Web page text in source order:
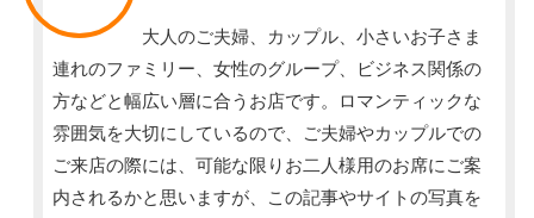
大人のご夫婦、カップル、小さいお子さま
連れのファミリー、女性のグループ、ビジネス関係の
方などと幅広い層に合うお店です。ロマンティックな
雰囲気を大切にしているので、ご夫婦やカップルでの
ご来店の際には、可能な限りお二人様用のお席にご案
内されるかと思いますが、この記事やサイトの写真を